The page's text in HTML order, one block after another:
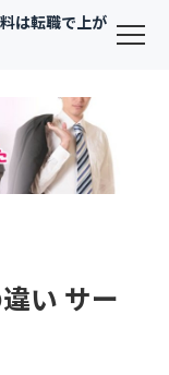
は転職で上が
い サー